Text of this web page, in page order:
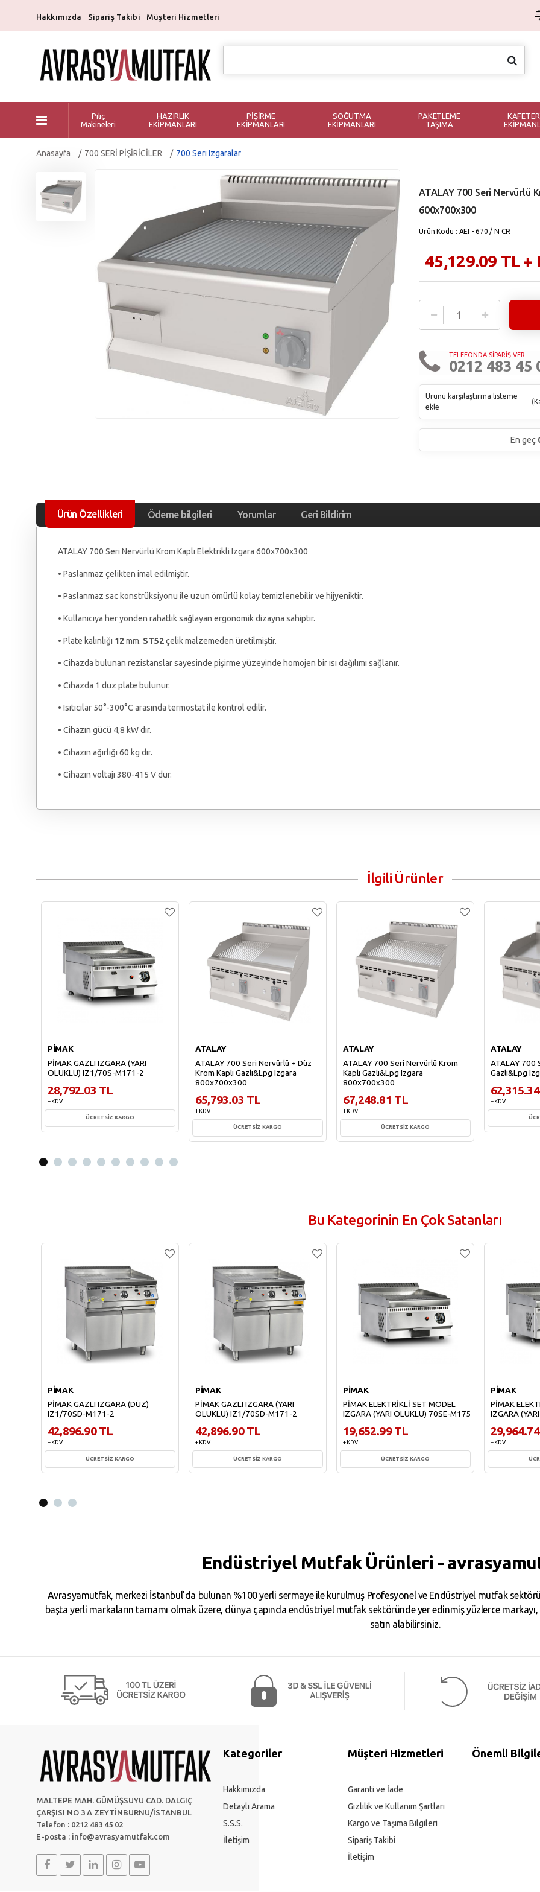
Hakkımızda Sipariş Takibi Müşteri Hizmetleri
Piliç
Makineleri
HAZIRLIK
EKİPMANLARI
PİŞİRME
EKİPMANLARI
SOĞUTMA
EKİPMANLARI
PAKETLEME
TAŞIMA
Anasayfa 700 SERİ PİŞİRİCİLER 700 Seri Izgaralar
ATALAY 700 Seri Nervürlü
600x700x300
Ürün Kodu : AEI - 670 / N CR
45,129.09 TL +
TELEFONDA SİPARİŞ VER
0212 483 45
Ürünü karşılaştırma listeme
ekle
(
En geç
Ürün Özellikleri Ödeme bilgileri Yorumlar Geri Bildirim
ATALAY 700 Seri Nervürlü Krom Kaplı Elektrikli Izgara 600x700x300
• Paslanmaz çelikten imal edilmiştir.
• Paslanmaz sac konstrüksiyonu ile uzun ömürlü kolay temizlenebilir ve hijyeniktir.
• Kullanıcıya her yönden rahatlık sağlayan ergonomik dizayna sahiptir.
• Plate kalınlığı 12mm. ST52çelik malzemeden üretilmiştir.
• Cihazda bulunan rezistanslar sayesinde pişirme yüzeyinde homojen bir ısı dağılımı sağlanır.
• Cihazda 1 düz plate bulunur.
• Isıtıcılar 50°-300°C arasında termostat ile kontrol edilir.
• Cihazın gücü 4,8 kW dır.
• Cihazın ağırlığı 60 kg dır.
• Cihazın voltajı 380-415 V dur.
İlgili Ürünler
PİMAK
PİMAK GAZLI IZGARA (YARI
OLUKLU) IZ1/70S-M171-2
28,792.03 TL
+ KDV
ÜCRETSİZ KARGO
ATALAY
ATALAY 700 Seri Nervürlü + Düz
Krom Kaplı Gazlı&Lpg Izgara
800x700x300
65,793.03 TL
+ KDV
ÜCRETSİZ KARGO
ATALAY
ATALAY 700 Seri Nervürlü Krom
Kaplı Gazlı&Lpg Izgara
800x700x300
67,248.81 TL
+ KDV
ÜCRETSİZ KARGO
ATALAY
ATALAY 700
Gazlı&Lpg
+ KDV
Bu Kategorinin En Çok Satanları
PİMAK
PİMAK GAZLI IZGARA (DÜZ)
IZ1/70SD-M171-2
42,896.90 TL
+ KDV
ÜCRETSİZ KARGO
PİMAK
PİMAK GAZLI IZGARA (YARI
OLUKLU) IZ1/70SD-M171-2
42,896.90 TL
+ KDV
ÜCRETSİZ KARGO
PİMAK
PİMAK ELEKTRİKLİ SET MODEL
IZGARA (YARI OLUKLU) 70SE-M175
19,652.99 TL
+ KDV
ÜCRETSİZ KARGO
PİMAK
PİMAK
IZGARA
+ KDV
Endüstriyel Mutfak Ürünleri -
Avrasyamutfak, merkezi İstanbul'da bulunan %100 yerli sermaye ile kurulmuş Profesyonel ve Endüstriyel mutfak
başta yerli markaların tamamı olmak üzere, dünya çapında endüstriyel mutfak sektöründe yer edinmiş yüzlerce
satın alabilirsiniz.
MALTEPE MAH. GÜMÜŞSUYU CAD. DALGIÇ
ÇARŞISI NO 3 A ZEYTİNBURNU/İSTANBUL
Telefon : 0212 483 45 02
E-posta : info@avrasyamutfak.com
Kategoriler
Hakkımızda
Detaylı Arama
S.S.S.
İletişim
Müşteri Hizmetleri
Garanti ve İade
Gizlilik ve Kullanım Şartları
Kargo ve Taşıma Bilgileri
Sipariş Takibi
İletişim
Önemli